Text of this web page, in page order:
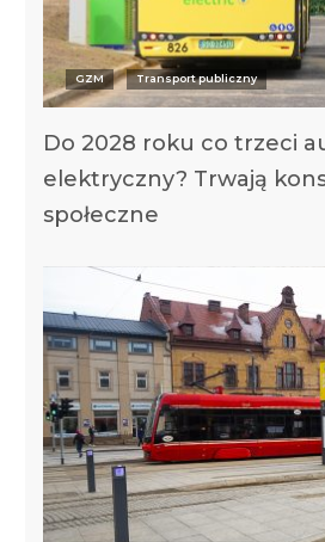
GZM Transport publiczny
Do 2028 roku co trzeci
elektryczny? Trwają
społeczne